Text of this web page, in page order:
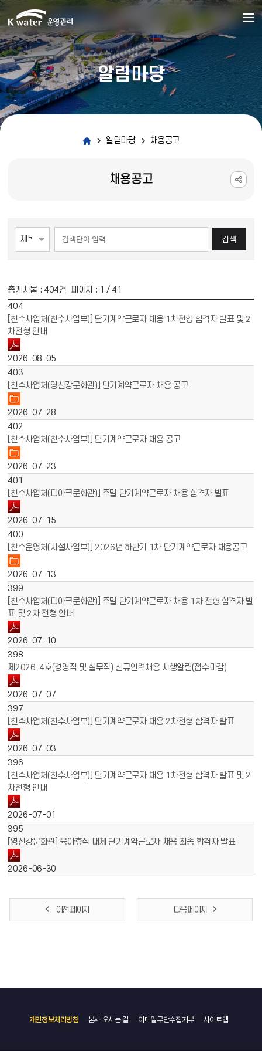
알림마당
알림마당 채용공고
채용공고
검색
총게시물 : 404건 페이지 : 1 / 41
404
[친수사업처(친수사업부)] 단기계약근로자 채용 1차전형 합격자 발표 및 2
차전형 안내
2026-08-05
403
[친수사업처(영산강문화관)] 단기계약근로자 채용 공고
2026-07-28
402
[친수사업처(친수사업부)] 단기계약근로자 채용 공고
2026-07-23
401
[친수사업처(디아크문화관)] 주말 단기계약근로자 채용 합격자 발표
2026-07-15
400
[친수운영처(시설사업부)] 2026년 하반기 1차 단기계약근로자 채용공고
2026-07-13
399
[친수사업처(디아크문화관)] 주말 단기계약근로자 채용 1차 전형 합격자 발
표 및 2차 전형 안내
2026-07-10
398
제2026-4호(경영직 및 실무직) 신규인력채용 시행알림(접수마감)
2026-07-07
397
[친수사업처(친수사업부)] 단기계약근로자 채용 2차전형 합격자 발표
2026-07-03
396
[친수사업처(친수사업부)] 단기계약근로자 채용 1차전형 합격자 발표 및 2
차전형 안내
2026-07-01
395
[영산강문화관] 육아휴직 대체 단기계약근로자 채용 최종 합격자 발표
2026-06-30
이전 페이지 다음 페이지
개인정보처리방침 본사 오시는 길 이메일무단수집거부 사이트맵